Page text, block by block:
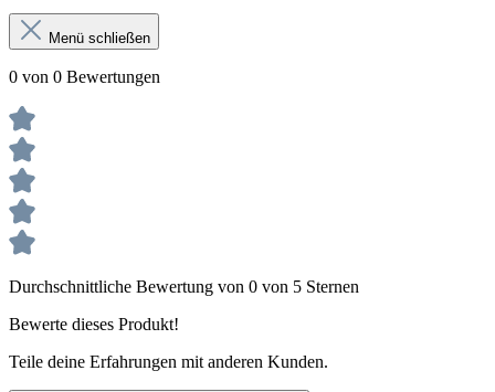
Menü schließen
0 von 0 Bewertungen
Durchschnittliche Bewertung von 0 von 5 Sternen
Bewerte dieses Produkt!
Teile deine Erfahrungen mit anderen Kunden.